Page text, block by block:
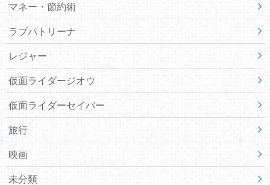
マネー・節約術
ラブパトリーナ
レジャー
仮面ライダージオウ
仮面ライダーセイバー
旅行
映画
未分類